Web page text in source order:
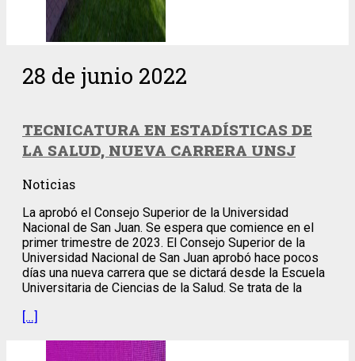
28 de junio 2022
TECNICATURA EN ESTADÍSTICAS DE
LA SALUD, NUEVA CARRERA UNSJ
Noticias
La aprobó el Consejo Superior de la Universidad
Nacional de San Juan. Se espera que comience en el
primer trimestre de 2023. El Consejo Superior de la
Universidad Nacional de San Juan aprobó hace pocos
días una nueva carrera que se dictará desde la Escuela
Universitaria de Ciencias de la Salud. Se trata de la
[…]